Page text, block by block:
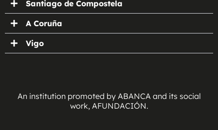
Santiago de Compostela
A Coruña
Vigo
An institution promoted by ABANCA and its social
work, AFUNDACIÓN.